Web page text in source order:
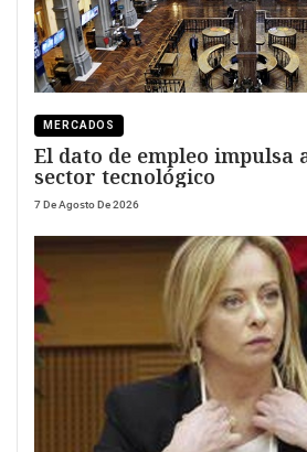
MERCADOS
El dato de empleo impulsa
sector tecnológico
7 De Agosto De 2026